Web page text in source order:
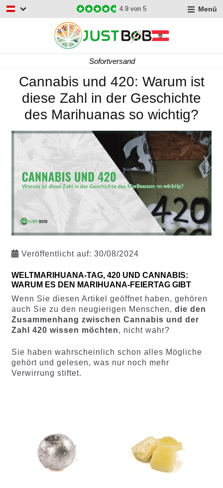
4.9 von 5 Menü
Sofortversand
Cannabis und 420: Warum ist
diese Zahl in der Geschichte
des Marihuanas so wichtig?
Veröffentlicht auf: 30/08/2024
WELTMARIHUANA-TAG, 420 UND CANNABIS:
WARUM ES DEN MARIHUANA-FEIERTAG GIBT
Wenn Sie diesen Artikel geöffnet haben, gehören
auch Sie zu den neugierigen Menschen, die den
Zusammenhang zwischen Cannabis und der
Zahl 420 wissen möchten, nicht wahr?
Sie haben wahrscheinlich schon alles Mögliche
gehört und gelesen, was nur noch mehr
Verwirrung stiftet.